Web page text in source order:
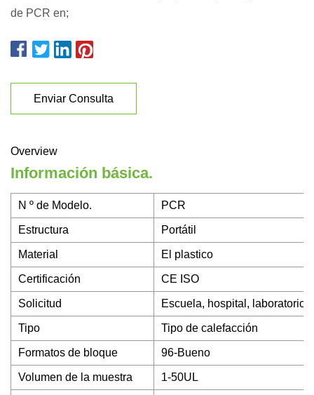
de PCR en;
Enviar Consulta
Overview
Información básica.
N º de Modelo. PCR
Estructura Portátil
Material El plastico
Certificación CE ISO
Solicitud Escuela, hospital, laboratorio
Tipo Tipo de calefacción
Formatos de bloque 96-Bueno
Volumen de la muestra 1-50UL